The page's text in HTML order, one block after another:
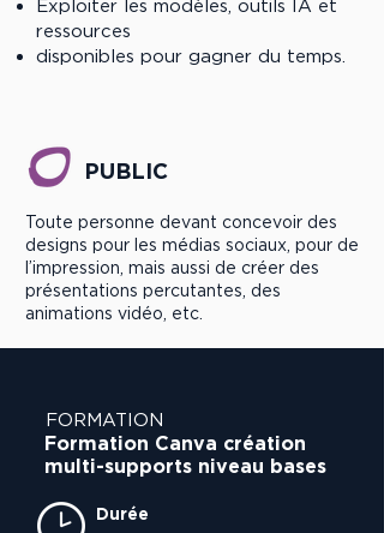
Exploiter les modèles, outils IA et
ressources
disponibles pour gagner du temps.
PUBLIC
Toute personne devant concevoir des
designs pour les médias sociaux, pour de
l’impression, mais aussi de créer des
présentations percutantes, des
animations vidéo, etc.
FORMATION
Formation Canva création
multi-supports niveau bases
Durée